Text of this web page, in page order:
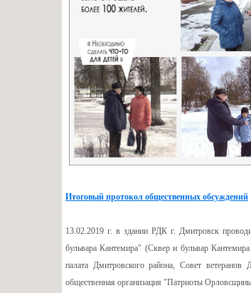
Итоговый протокол общественных обсуждений
13.02.2019 г. в здании РДК г. Дмитровск
бульвара Кантемира" (Сквер и бульвар
палата Дмитровского района, Совет
общественная организация "Патриоты